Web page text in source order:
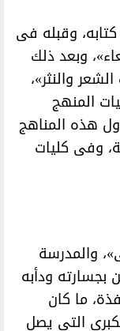
وقبله فى
وبعد ذلك
والنثر»،
المنهج
هذه المناهج
وفى كليات
والمدرسة
بجسارته ودأبه
ما كان
التى يصل